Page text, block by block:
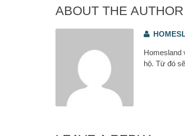
ABOUT THE AUTHOR
Homesland
hộ. Từ đó